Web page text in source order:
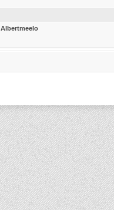
Albertmeelo